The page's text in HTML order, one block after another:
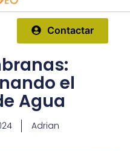
Contactar
el
Agua
Adrian